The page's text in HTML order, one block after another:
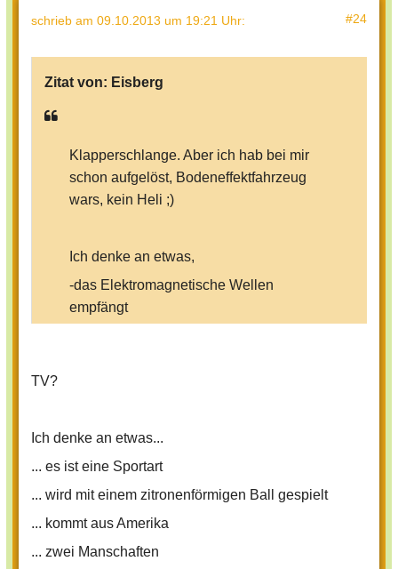
schrieb am 09.10.2013 um 19:21 Uhr: #24
Zitat von: Eisberg
Klapperschlange. Aber ich hab bei mir
schon aufgelöst, Bodeneffektfahrzeug
wars, kein Heli ;)
Ich denke an etwas,
-das Elektromagnetische Wellen
empfängt
im Langwellen-, Mittelwellen-,
Kurzwellen- und/oder
TV?
Ich denke an etwas...
... es ist eine Sportart
... wird mit einem zitronenförmigen Ball gespielt
... kommt aus Amerika
... zwei Manschaften